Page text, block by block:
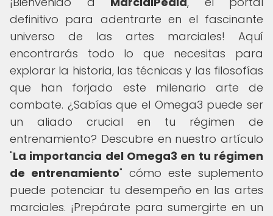
definitivo para adentrarte en el fascinante
universo de las artes marciales! Aquí
encontrarás todo lo que necesitas para
explorar la historia, las técnicas y las filosofías
que han forjado este milenario arte de
combate. ¿Sabías que el Omega3 puede ser
un aliado crucial en tu régimen de
entrenamiento? Descubre en nuestro artículo
"La importancia del Omega3 en tu régimen
de entrenamiento" cómo este suplemento
puede potenciar tu desempeño en las artes
marciales. ¡Prepárate para sumergirte en un